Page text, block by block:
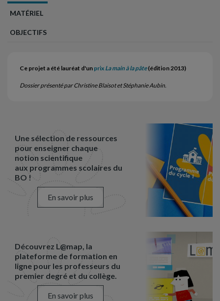
MATÉRIEL
OBJECTIFS
Ce projet a été lauréat d'un prix La main à la pâte(édition 2013)
Dossier présenté par Christine Blaisot et Stéphanie Aubin.
Une sélection de ressources
pour enseigner chaque
notion scientifique
aux programmes scolaires du
BO !
En savoir plus
Découvrez L@map, la
plateforme de formation en
ligne pour les professeurs du
premier degré et du collège.
En savoir plus